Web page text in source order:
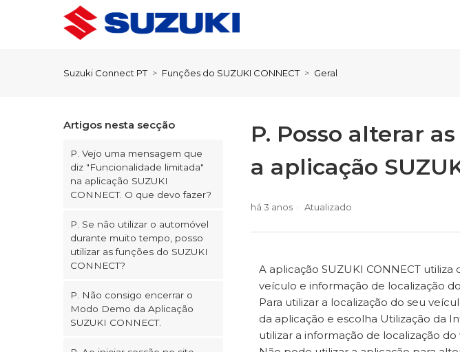
Suzuki Connect PT Funções do SUZUKI CONNECT Geral
Artigos nesta secção
P. Vejo uma mensagem que
diz "Funcionalidade limitada"
na aplicação SUZUKI
CONNECT. O que devo fazer?
P. Se não utilizar o automóvel
durante muito tempo, posso
utilizar as funções do SUZUKI
CONNECT?
P. Não consigo encerrar o
Modo Demo da Aplicação
SUZUKI CONNECT.
P. Posso alterar
a aplicação
há 3 anos Atualizado
A aplicação SUZUKI CONNECT
veículo e informação de localização
Para utilizar a localização do seu
da aplicação e escolha Utilização da
utilizar a informação de localização do